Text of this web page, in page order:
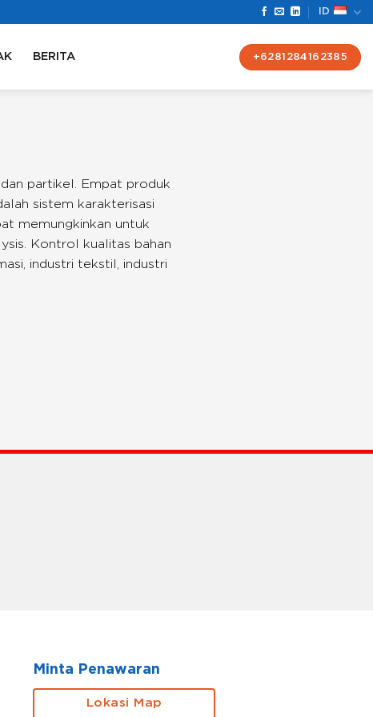
ID
BERITA +6281284162385
partikel. Empat produk
sistem karakterisasi
memungkinkan untuk
Kontrol kualitas bahan
industri tekstil, industri
Minta Penawaran
Lokasi Map